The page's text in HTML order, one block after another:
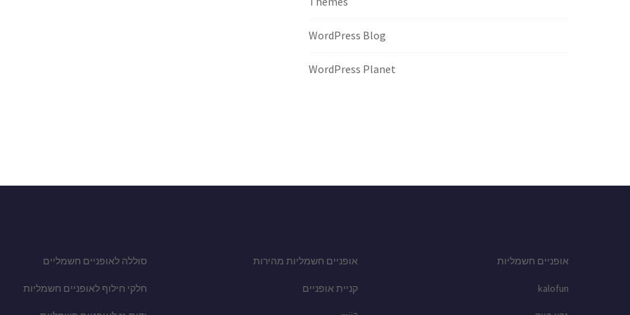
WordPress Blog
WordPress Planet
אופניים חשמליות
kalofun
אופניים חשמליות מהירות
קניית אופניים
סוללה לאופניים חשמליים
חלקי חילוף לאופניים חשמליות